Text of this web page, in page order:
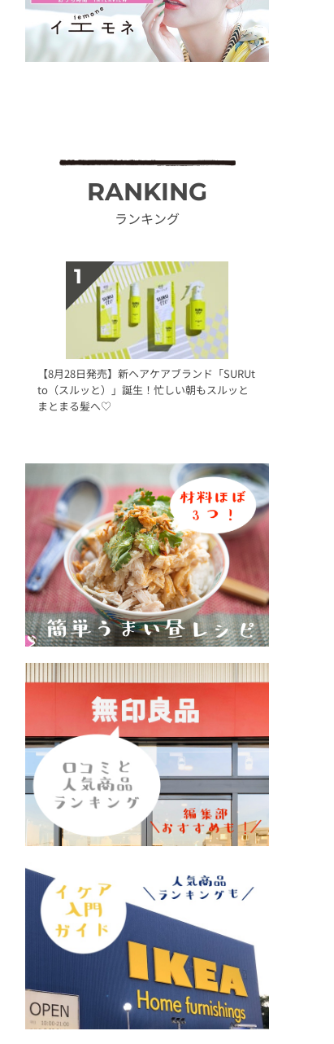
RANKING
ランキング
【8月28日発売】新ヘアケアブランド「SURUt
to（スルッと）」誕生！忙しい朝もスルッと
まとまる髪へ♡